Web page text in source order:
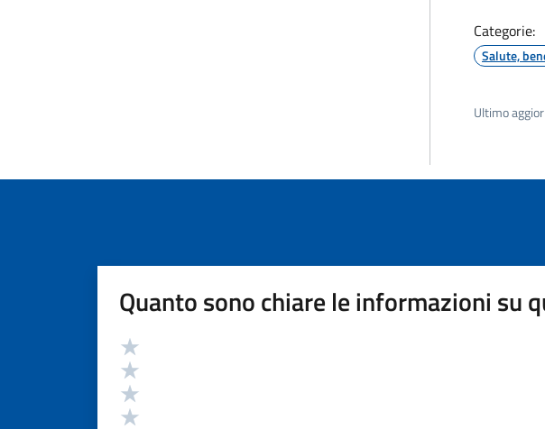
Categorie:
Salute,
Ultimo
Quanto sono chiare le informazioni su
Valutazione